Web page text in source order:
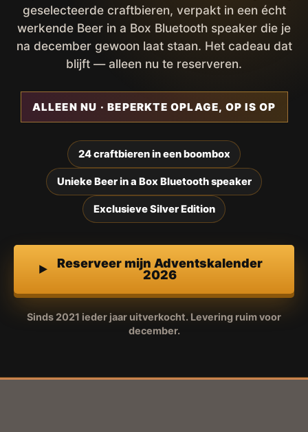
geselecteerde craftbieren, verpakt in een écht
werkende Beer in a Box Bluetooth speaker die je
na december gewoon laat staan. Het cadeau dat
blijft — alleen nu te reserveren.
ALLEEN NU · BEPERKTE OPLAGE, OP IS OP
24 craftbieren in een boombox
Unieke Beer in a Box Bluetooth speaker
Exclusieve Silver Edition
Reserveer mijn Adventskalender
2026
Sinds 2021 ieder jaar uitverkocht. Levering ruim voor
december.